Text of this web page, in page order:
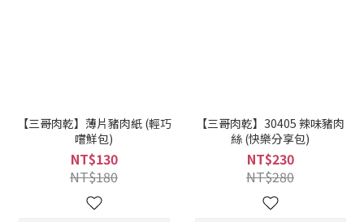
【三哥肉乾】薄片豬肉紙 (輕巧
嚐鮮包)
NT$130
NT$180
【三哥肉乾】30405 辣味豬肉
絲 (快樂分享包)
NT$230
NT$280